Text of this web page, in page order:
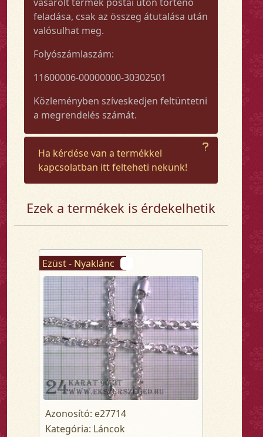
feladása, csak az összeg átutalása után
valósulhat meg.
Folyószámlaszám:
11600006-00000000-30302501
Közleményben szíveskedjen feltüntetni
a megrendelés számát.
Ha kérdése van a termékkel
kapcsolatban itt felteheti nekünk!
Ezek a termékek is érdekelhetik
Ezüst - Nyaklánc
Azonosító: e27714
Kategória: Láncok